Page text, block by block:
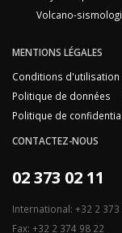
Volcano-
MENTIONS LÉGALES
Conditions d'utilisation
Politique de données
Politique de
CONTACTEZ-NOUS
02 373 02 11
International: +32 2 373
Fax: +32 2 374 98 22